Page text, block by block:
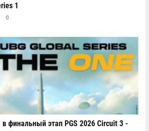
1
0
финальный этап PGS 2026 Circuit 3 -